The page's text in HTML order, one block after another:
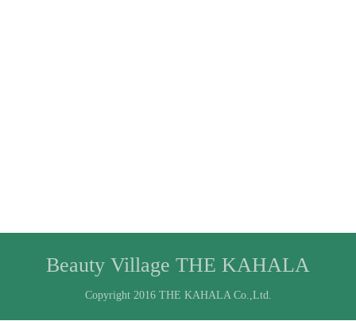
Beauty Village THE KAHALA
Copyright 2016 THE KAHALA Co.,Ltd.